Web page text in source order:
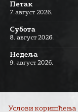
Петак
7. август 2026.
Субота
8. август 2026.
Недеља
9. август 2026.
Услови коришћења